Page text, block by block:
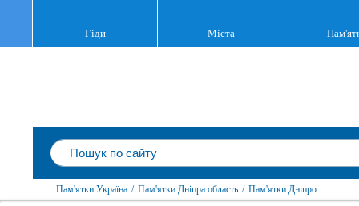
Гіди Міста
Пам'ятки Україна / Пам'ятки Дніпра область / Пам'ятки Дніпро